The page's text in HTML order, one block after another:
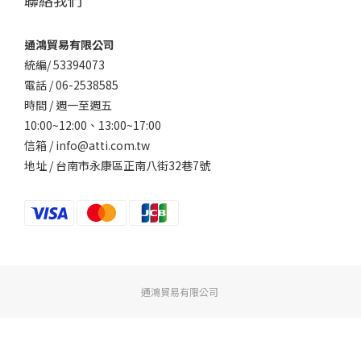
通鴻貿易有限公司
統編/ 53394073
電話 / 06-2538585
時間 / 週一至週五
10:00~12:00、 13:00~17:00
信箱 / info@atti.com.tw
地址 / 台南市永康區正南八街32巷7號
通鴻貿易有限公司